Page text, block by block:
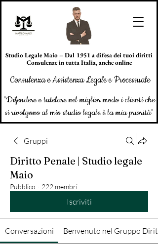
Studio Legale Maio – Dal 1951 a difesa dei tuoi diritti
Consulenze in tutta Italia, anche online
Consulenza e Assistenza Legale e Processuale
"Difendere e tutelare nel miglior modo i clienti che
si rivolgono al mio studio legale è la mia priorità"
Gruppi
Diritto Penale | Studio legale
Maio
Pubblico · 222 membri
Iscriviti
Conversazioni Benvenuto nel Gruppo